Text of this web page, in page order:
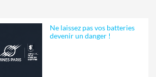
Ne laissez pas vos batteries
devenir un danger !